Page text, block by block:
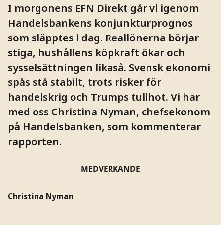
I morgonens EFN Direkt går vi igenom
Handelsbankens konjunkturprognos
som släpptes i dag. Reallönerna börjar
stiga, hushållens köpkraft ökar och
sysselsättningen likaså. Svensk ekonomi
spås stå stabilt, trots risker för
handelskrig och Trumps tullhot. Vi har
med oss Christina Nyman, chefsekonom
på Handelsbanken, som kommenterar
rapporten.
MEDVERKANDE
Christina Nyman